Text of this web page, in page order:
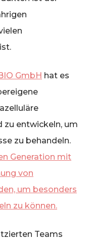
GmbH hat es
zu entwickeln, um
zu behandeln.
Generation mit
von
um besonders
zu können.
Teams